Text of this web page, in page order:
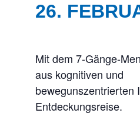
26.
Mit dem 7-Gänge-
aus kognitiven und
bewegunszentrierten
Entdeckungsreise.